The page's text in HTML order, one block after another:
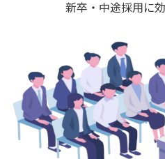
新卒・中途採用に